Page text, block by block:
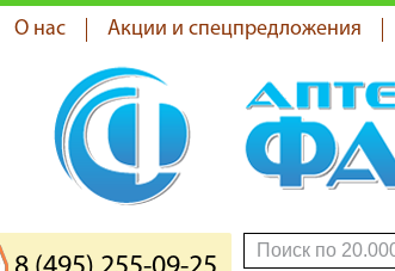
О нас Акции и спецпредложения